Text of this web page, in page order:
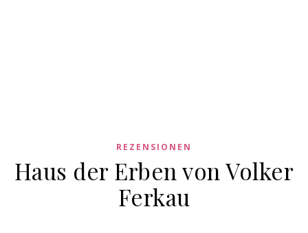
REZENSIONEN
Haus der Erben von Volker
Ferkau